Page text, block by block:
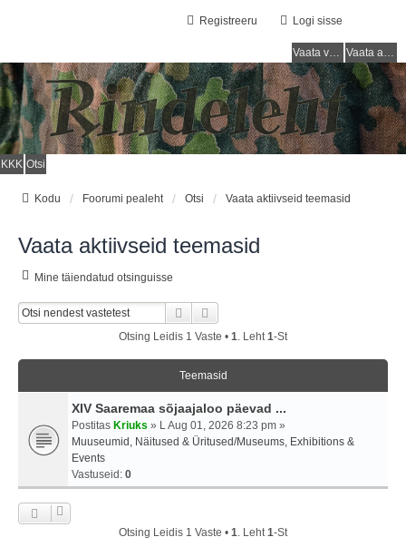
Logi sisse
Registreeru
Vaata vastamata teemasi Vaata aktiivseid teemasid
KKK Otsi
Kodu Foorumi pealeht Otsi Vaata aktiivseid teemasid
Vaata aktiivseid teemasid
Mine täiendatud otsinguisse
Otsi
Otsing Leidis 1 Vaste • 1. Leht1-st
Teemasid
XIV Saaremaa sõjaajaloo päevad ...
Postitas Kriuks » L Aug 01, 2026 8:23 pm »
Muuseumid, Näitused & Üritused/Museums, Exhibitions &
Events
Vastuseid: 0
Otsing Leidis 1 Vaste • 1. Leht1-st